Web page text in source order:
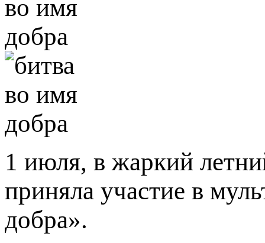
1 июля, в жаркий
приняла участие в
добра».